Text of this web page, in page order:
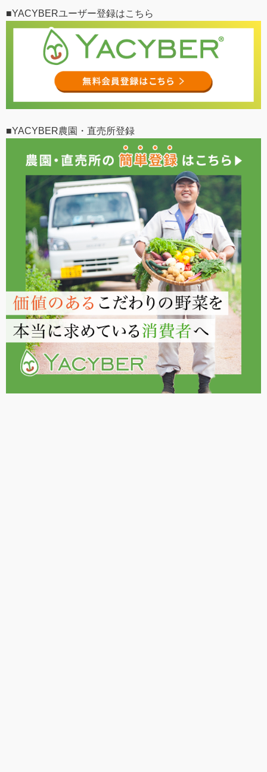
■YACYBERユーザー登録はこちら
■YACYBER農園・直売所登録